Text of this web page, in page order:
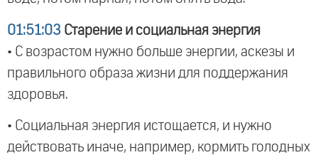
01:51:03 Старение и социальная энергия
• С возрастом нужно больше энергии, аскезы и
правильного образа жизни для поддержания
здоровья.
• Социальная энергия истощается, и нужно
действовать иначе, например, кормить голодных